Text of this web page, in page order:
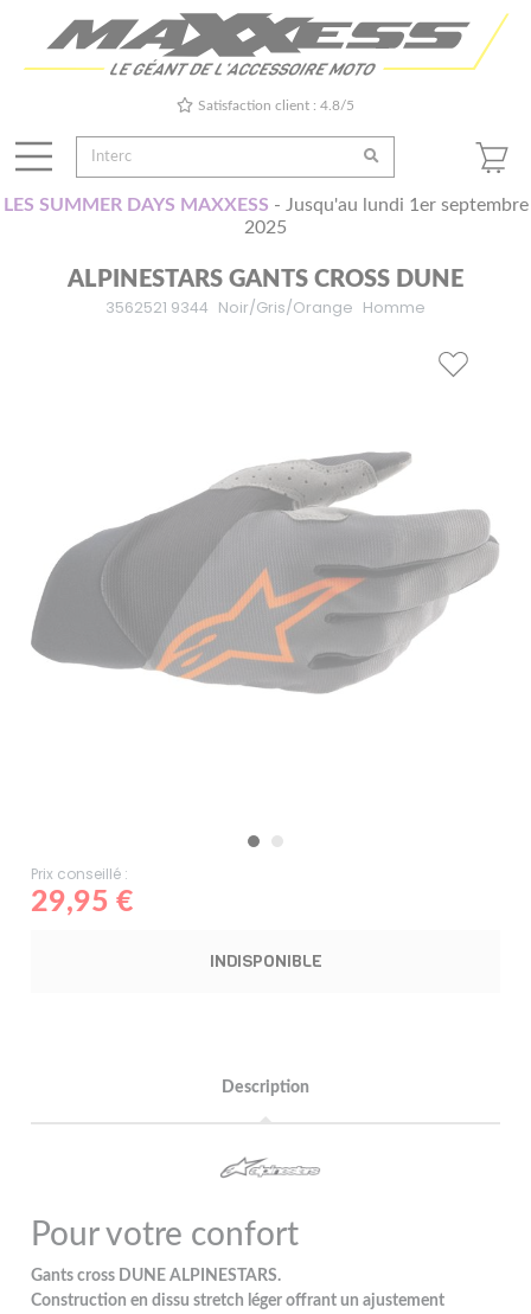
Satisfaction client : 4.8/5
LES SUMMER DAYS MAXXESS - Jusqu'au lundi 1er septembre
2025
ALPINESTARS GANTS CROSS DUNE
3562521 9344 Noir/Gris/Orange Homme
Prix conseillé :
29,95 €
INDISPONIBLE
Description
Pour votre confort
Gants cross DUNE ALPINESTARS.
Construction en dissu stretch léger offrant un ajustement